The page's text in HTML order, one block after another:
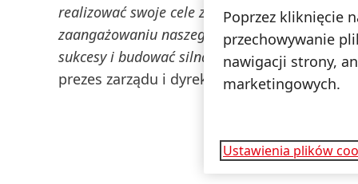
realizować swoje cele zawodowe i czerpać
zaangażowaniu naszego zespołu oraz
sukcesy i budować silną korporacyjną kulturę.
prezes zarządu i dyrektor ds. personalnych
Poprzez kliknięcie
przechowywanie
nawigacji strony,
marketingowych.
Ustawienia plików